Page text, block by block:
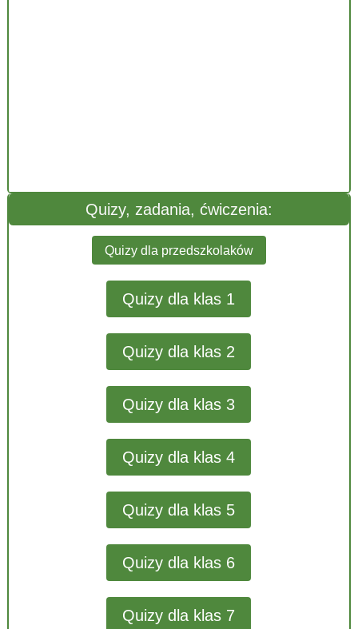
Quizy, zadania, ćwiczenia:
Quizy dla przedszkolaków
Quizy dla klas 1
Quizy dla klas 2
Quizy dla klas 3
Quizy dla klas 4
Quizy dla klas 5
Quizy dla klas 6
Quizy dla klas 7